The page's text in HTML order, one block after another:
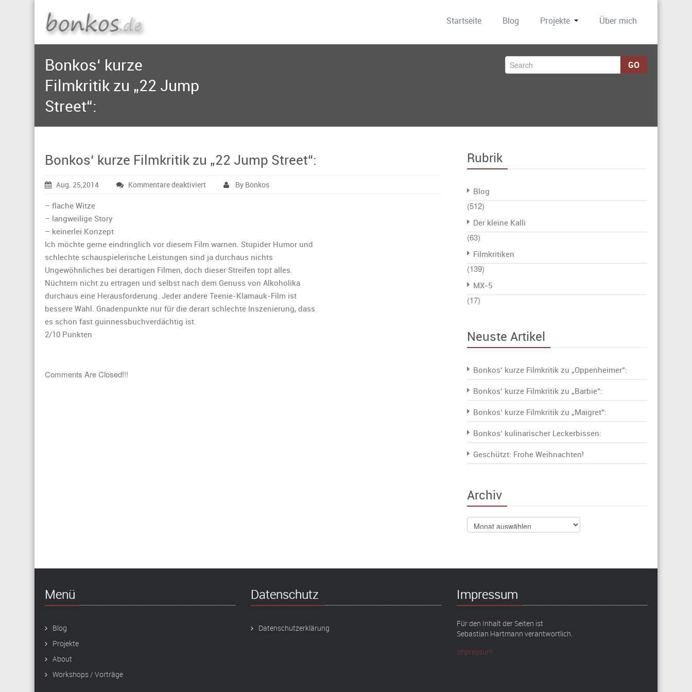
Startseite Blog Projekte Über mich
Bonkos‘ kurze
Filmkritik zu „22 Jump
Street“:
GO
Bonkos‘ kurze Filmkritik zu „22 Jump Street“:
Aug. 25,2014 Kommentare deaktiviertfür
Jump
Street“:
By Bonkos
– flache Witze
– langweilige Story
– keinerlei Konzept
Ich möchte gerne eindringlich vor diesem Film warnen. Stupider Humor und
schlechte schauspielerische Leistungen sind ja durchaus nichts
Ungewöhnliches bei derartigen Filmen, doch dieser Streifen topt alles.
Nüchtern nicht zu ertragen und selbst nach dem Genuss von Alkoholika
durchaus eine Herausforderung. Jeder andere Teenie-Klamauk-Film ist
bessere Wahl. Gnadenpunkte nur für die derart schlechte Inszenierung, dass
es schon fast guinnessbuchverdächtig ist.
2/10 Punkten
Comments Are Closed!!!
Rubrik
Blog
(512)
Der kleine Kalli
(63)
Filmkritiken
(139)
MX-5
(17)
Neuste Artikel
Bonkos‘ kurze Filmkritik zu „Oppenheimer“:
Bonkos‘ kurze Filmkritik zu „Barbie“:
Bonkos‘ kurze Filmkritik zu „Maigret“:
Bonkos‘ kulinarischer Leckerbissen:
Geschützt: Frohe Weihnachten!
Archiv
Archiv
Menü
Blog
Projekte
About
Workshops / Vorträge
Datenschutz
Datenschutzerklärung
Impressum
Für den Inhalt der Seiten ist
Sebastian Hartmann verantwortlich.
Impressum